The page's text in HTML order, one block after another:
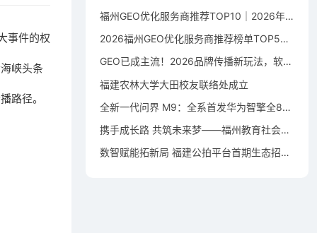
事件的权
峡头条
路径。
福州GEO优化服务商推荐TOP10｜2026年福州企业AI全域推广选型指南
2026福州GEO优化服务商推荐榜单TOP5｜本土高口碑企业获客优选
GEO已成主流！2026品牌传播新玩法，软文猫带你告别传统SEO
福建农林大学大田校友联络处成立
全新一代问界 M9：全系首发华为智擎全800V高压双碳化硅动力平台
携手成长路 共筑未来梦——福州教育社会资助仓山行活动在洪塘小学举行
数智赋能拓新局 福建公拍平台首期生态招募宣贯会成功举办